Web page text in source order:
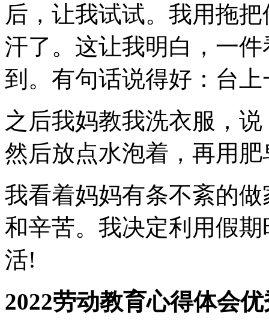
后，让我试试。我用拖
汗了。这让我明白，一
到。有句话说得好：台
之后我妈教我洗衣服，
然后放点水泡着，再用
我看着妈妈有条不紊的
和辛苦。我决定利用假
活!
2022劳动教育心得体会